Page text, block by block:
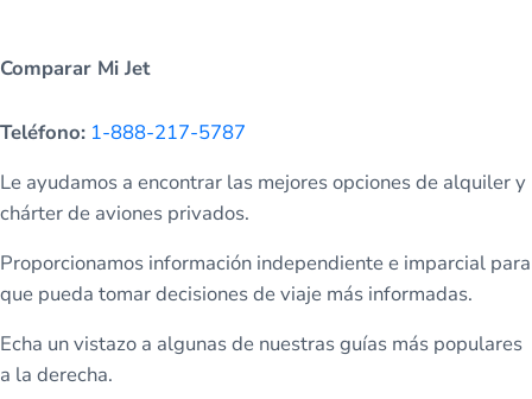
Comparar Mi Jet
Teléfono: 1-888-217-5787
Le ayudamos a encontrar las mejores opciones de alquiler y
chárter de aviones privados.
Proporcionamos información independiente e imparcial para
que pueda tomar decisiones de viaje más informadas.
Echa un vistazo a algunas de nuestras guías más populares
a la derecha.